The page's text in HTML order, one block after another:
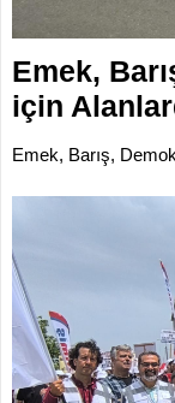
İLETİŞİM
Emek,
için
Emek, Barış,